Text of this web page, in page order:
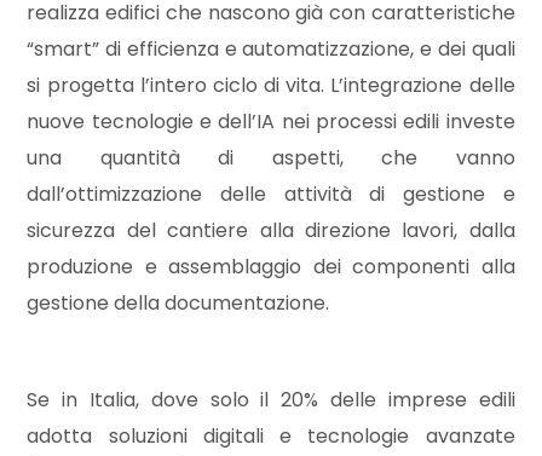
realizza edifici che nascono già con caratteristiche
“smart” di efficienza e automatizzazione, e dei quali
si progetta l’intero ciclo di vita. L’integrazione delle
nuove tecnologie e dell’IA nei processi edili investe
una quantità di aspetti, che vanno
dall’ottimizzazione delle attività di gestione e
sicurezza del cantiere alla direzione lavori, dalla
produzione e assemblaggio dei componenti alla
gestione della documentazione.
Se in Italia, dove solo il 20% delle imprese edili
adotta soluzioni digitali e tecnologie avanzate
Camere
minime
Qualsiasi
4